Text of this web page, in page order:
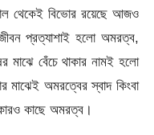
থেকেই বিভোর রয়েছে আজও
প্রত্যাশাই হলো অমরত্ব,
মাঝে বেঁচে থাকার নামই হলো
অমরত্বের স্বাদ কিংবা
কাছে অমরত্ব।